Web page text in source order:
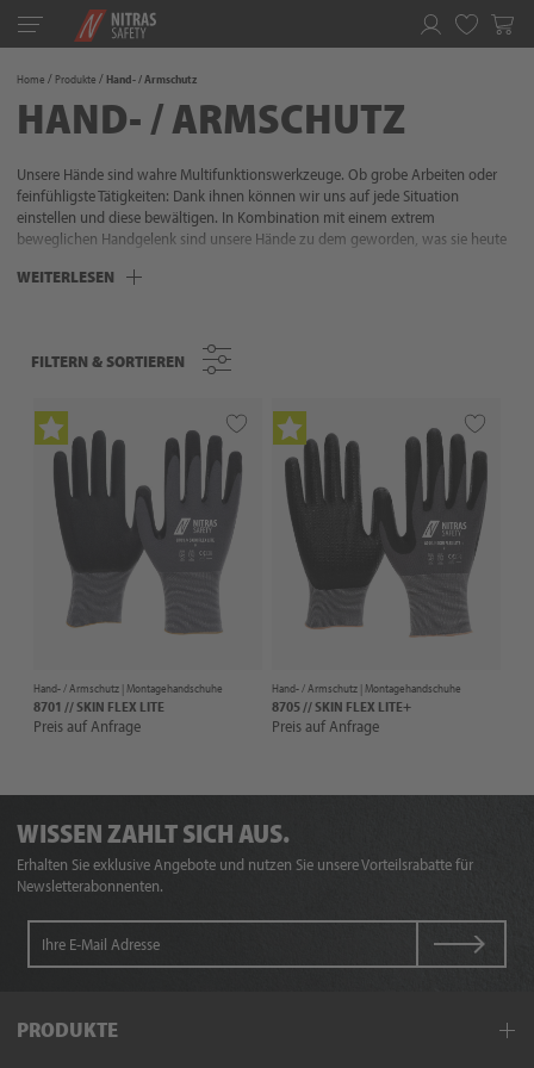
Toggle
navigation
Home Produkte Hand- / Armschutz
HAND- / ARMSCHUTZ
Unsere Hände sind wahre Multifunktionswerkzeuge. Ob grobe Arbeiten oder
feinfühligste Tätigkeiten: Dank ihnen können wir uns auf jede Situation
einstellen und diese bewältigen. In Kombination mit einem extrem
beweglichen Handgelenk sind unsere Hände zu dem geworden, was sie heute
Zusammenspiel von Muskeln, Knochen, Nerven und Sehnen situationsgerecht
mehr als 35 Jahre Erfahrung im Handschutz und dieses Know-how mündet in
unseren Schutzhandschuhen: Ausgewählte Materialien, perfekter Tragekomfort,
worauf es ankommt, um Ihre Hände bei jeder Tätigkeit optimal zu schützen.
Also lassen Sie sich nicht aufhalten - packen Sie es an!
WEITERLESEN
FILTERN & SORTIEREN
FILTERN & SORTIEREN
Hand- / Armschutz |Montagehandschuhe
8701 // SKIN FLEX LITE
Preis auf Anfrage
Hand- / Armschutz |Montagehandschuhe
8705 // SKIN FLEX LITE+
Preis auf Anfrage
WISSEN ZAHLT SICH AUS.
Erhalten Sie exklusive Angebote und nutzen Sie unsere Vorteilsrabatte für
Newsletterabonnenten.
PRODUKTE